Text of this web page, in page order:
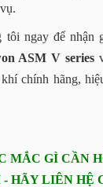
tôi ngay để nhận
ASM V series
chính hãng,
MẮC GÌ CẦN
- HÃY LIÊN HỆ